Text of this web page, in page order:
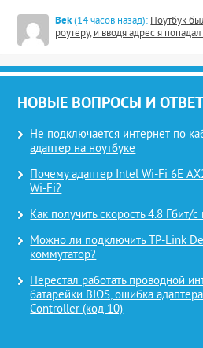
Bek(14 часов назад): Ноутбук
роутеру, и вводя адрес я
НОВЫЕ ВОПРОСЫ И
Не подключается интернет по
адаптер на ноутбуке
Почему адаптер Intel Wi-Fi 6E
Wi-Fi?
Как получить скорость 4.8 Гбит/
Можно ли подключить TP-Link
коммутатор?
Перестал работать проводной
батарейки BIOS, ошибка
Controller (код 10)